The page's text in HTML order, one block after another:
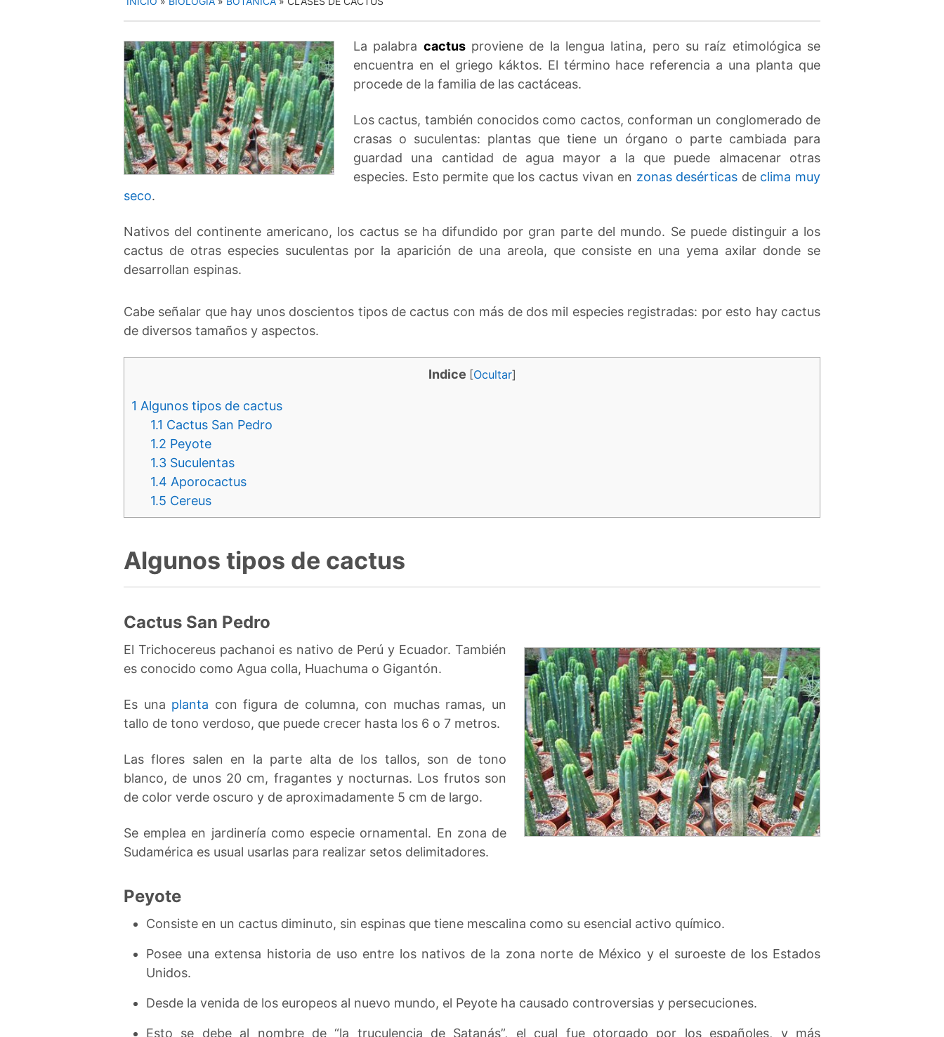
La palabra cactusproviene de la lengua latina, pero su raíz etimológica se
encuentra en el griego káktos. El término hace referencia a una planta que
procede de la familia de las cactáceas.
Los cactus, también conocidos como cactos, conforman un conglomerado de
crasas o suculentas: plantas que tiene un órgano o parte cambiada para
guardad una cantidad de agua mayor a la que puede almacenar otras
especies. Esto permite que los cactus vivan en zonas desérticas de clima muy
seco.
Nativos del continente americano, los cactus se ha difundido por gran parte del mundo. Se puede distinguir a los
cactus de otras especies suculentas por la aparición de una areola, que consiste en una yema axilar donde se
desarrollan espinas.
Cabe señalar que hay unos doscientos tipos de cactus con más de dos mil especies registradas: por esto hay cactus
de diversos tamaños y aspectos.
Indice [Ocultar]
1 Algunos tipos de cactus
1.1 Cactus San Pedro
1.2 Peyote
1.3 Suculentas
1.4 Aporocactus
1.5 Cereus
Algunos tipos de cactus
Cactus San Pedro
El Trichocereus pachanoi es nativo de Perú y Ecuador. También
es conocido como Agua colla, Huachuma o Gigantón.
Es una planta con figura de columna, con muchas ramas, un
tallo de tono verdoso, que puede crecer hasta los 6 o 7 metros.
Las flores salen en la parte alta de los tallos, son de tono
blanco, de unos 20 cm, fragantes y nocturnas. Los frutos son
de color verde oscuro y de aproximadamente 5 cm de largo.
Se emplea en jardinería como especie ornamental. En zona de
Sudamérica es usual usarlas para realizar setos delimitadores.
Peyote
Consiste en un cactus diminuto, sin espinas que tiene mescalina como su esencial activo químico.
Posee una extensa historia de uso entre los nativos de la zona norte de México y el suroeste de los Estados
Unidos.
Desde la venida de los europeos al nuevo mundo, el Peyote ha causado controversias y persecuciones.
Esto se debe al nombre de “la truculencia de Satanás”, el cual fue otorgado por los españoles, y más